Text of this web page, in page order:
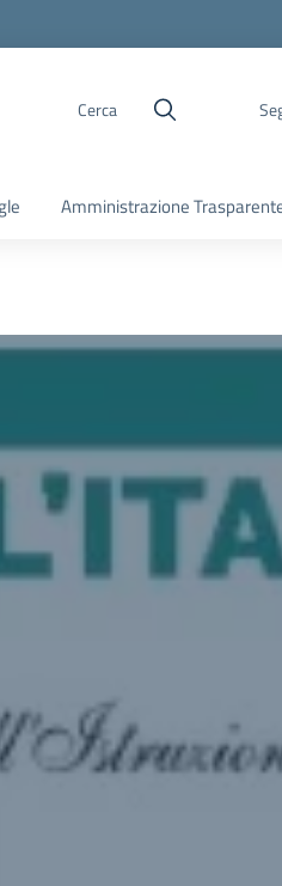
Cerca
Amministrazione